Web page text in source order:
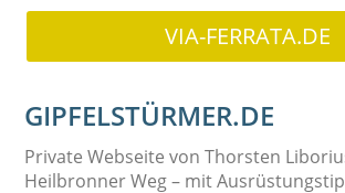
VIA-FERRATA.DE
GIPFELSTÜRMER.DE
Private Webseite von Thorsten
Heilbronner Weg – mit